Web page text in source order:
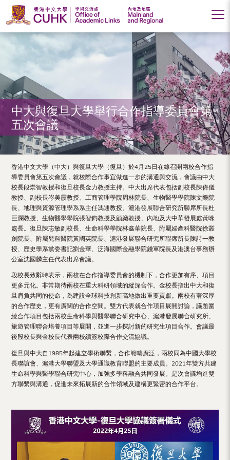
Office
of
Academic
Links
(Mainland
and
Regional),
The
Chinese
University
of
Hong
Kong
中大與復旦大學舉行合作指導委員會第
五次會議
香港中文大學（中大）與復旦大學（復旦）於4月25日在線召開兩校合作指
導委員會第五次會議，就校際合作事宜做進一步的溝通與交流，會議由中大
校長段崇智教授和復旦校長金力教授主持。中大出席代表包括副校長陳偉儀
教授、副校長岑美霞教授、工商管理學院周林院長、生物醫學學院陳文樂院
長、地理與資源管理學系系主任馮通教授、滬港發展聯合研究所聯席所長杜
巨瀾教授、生物醫學學院張智鈞教授及顧燊教授、內地及大中華發展處黃咏
處長。復旦陳志敏副校長、生命科學學院林鑫華院長、附屬婦產科醫院徐叢
劍院長、附屬兒科醫院黃國英院長、滬港發展聯合研究所聯席所長陳詩一教
授、歷史學系黨委書記劉金華、泛海國際金融學院錢軍院長及港澳台事務辦
公室沈國麟主任代表出席會議。
段校長致辭時表示，兩校在合作指導委員會的機制下，合作更加有序、項目
更多元化。非常期待兩校在重大科研領域的縱深合作。金校長指出中大和復
旦肩負共同的使命，為建設全球科技創新高地做出重要貢獻。兩校有著深厚
的合作歷史，更有廣闊的合作空間。雙方代表就合作項目展開討論，議題圍
繞合作項目包括兩校生命科學與醫學聯合研究中心、滬港發展聯合研究所、
旅遊管理聯合培養項目等展開，並進一步探討新的研究生項目合作。會議最
後段校長與金校長代表兩校續簽校際合作交流協議。
復旦與中大自1985年起建立學術聯繫，合作範疇廣泛，兩校同為中國大學校
長聯誼會、滬港大學聯盟及大學通識教育聯盟的主要成員。2021年雙方共建
生命科學與醫學聯合研究中心，加強多學科融合共同發展。是次會議增進雙
方聯繫與溝通，促進未來拓展新的合作領域及建構更緊密的合作平台。